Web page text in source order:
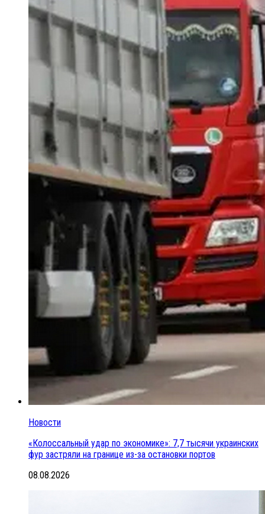
Новости
«Колоссальный удар по экономике»: 7,7 тысячи украинских
фур застряли на границе из-за остановки портов
08.08.2026